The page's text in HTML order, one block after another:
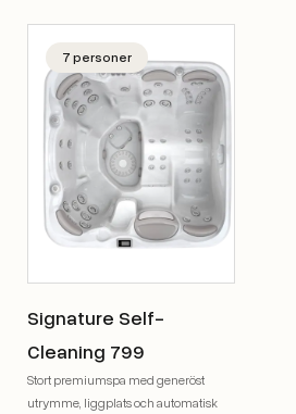
7 personer
Signature Self-
Cleaning 799
Stort premiumspa med generöst
utrymme, liggplats och automatisk